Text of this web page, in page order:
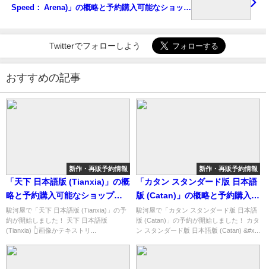
Speed： Arena)」の概略と予約購入可能なショップ
Twitterでフォローしよう
おすすめの記事
新作・再販予約情報
「天下 日本語版 (Tianxia)」の概
略と予約購入可能なショップ紹
介！
駿河屋で「天下 日本語版 (Tianxia)」の予
約が開始しました！ 天下 日本語版
(Tianxia) 👆画像かテキストリ...
新作・再販予約情報
「カタン スタンダード版 日本語
版 (Catan)」の概略と予約購入可
能なショップ紹介！
駿河屋で「カタン スタンダード版 日本語
版 (Catan)」の予約が開始しました！ カタ
ン スタンダード版 日本語版 (Catan) &#x...